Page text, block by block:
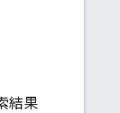
結果